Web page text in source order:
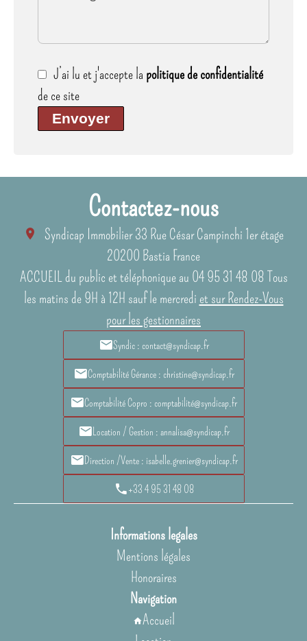
J’ai lu et j'accepte la politique de confidentialité
de ce site
Envoyer
Contactez-nous
Syndicap Immobilier33 Rue César Campinchi 1er étage
20200 Bastia France
ACCUEIL du public et téléphonique au 04 95 31 48 08 Tous
les matins de 9H à 12H sauf le mercredi et sur Rendez-Vous
pour les gestionnaires
Syndic : contact@syndicap.fr
Comptabilité Gérance : christine@syndicap.fr
Comptabilité Copro : comptabilité@syndicap.fr
Location / Gestion : annalisa@syndicap.fr
Direction /Vente : isabelle.grenier@syndicap.fr
+33 4 95 31 48 08
Informations legales
Mentions légales
Honoraires
Navigation
Accueil